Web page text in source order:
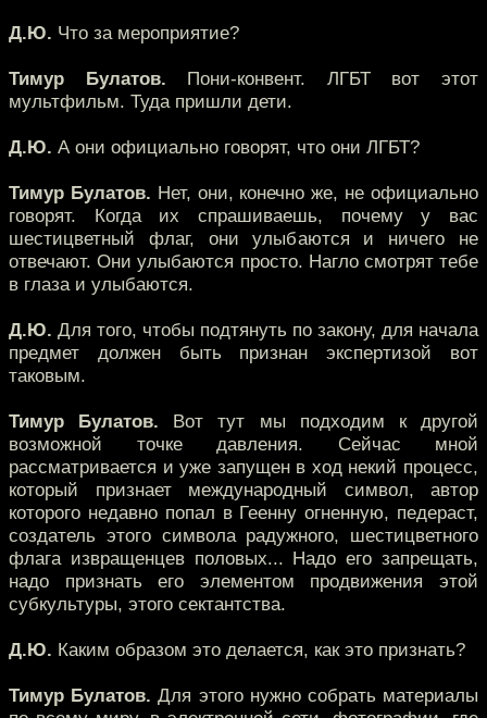
Д.Ю. Что за мероприятие?
Тимур Булатов. Пони-конвент. ЛГБТ вот этот
мультфильм. Туда пришли дети.
Д.Ю. А они официально говорят, что они ЛГБТ?
Тимур Булатов. Нет, они, конечно же, не официально
говорят. Когда их спрашиваешь, почему у вас
шестицветный флаг, они улыбаются и ничего не
отвечают. Они улыбаются просто. Нагло смотрят тебе
в глаза и улыбаются.
Д.Ю. Для того, чтобы подтянуть по закону, для начала
предмет должен быть признан экспертизой вот
таковым.
Тимур Булатов. Вот тут мы подходим к другой
возможной точке давления. Сейчас мной
рассматривается и уже запущен в ход некий процесс,
который признает международный символ, автор
которого недавно попал в Геенну огненную, педераст,
создатель этого символа радужного, шестицветного
флага извращенцев половых... Надо его запрещать,
надо признать его элементом продвижения этой
субкультуры, этого сектантства.
Д.Ю. Каким образом это делается, как это признать?
Тимур Булатов. Для этого нужно собрать материалы